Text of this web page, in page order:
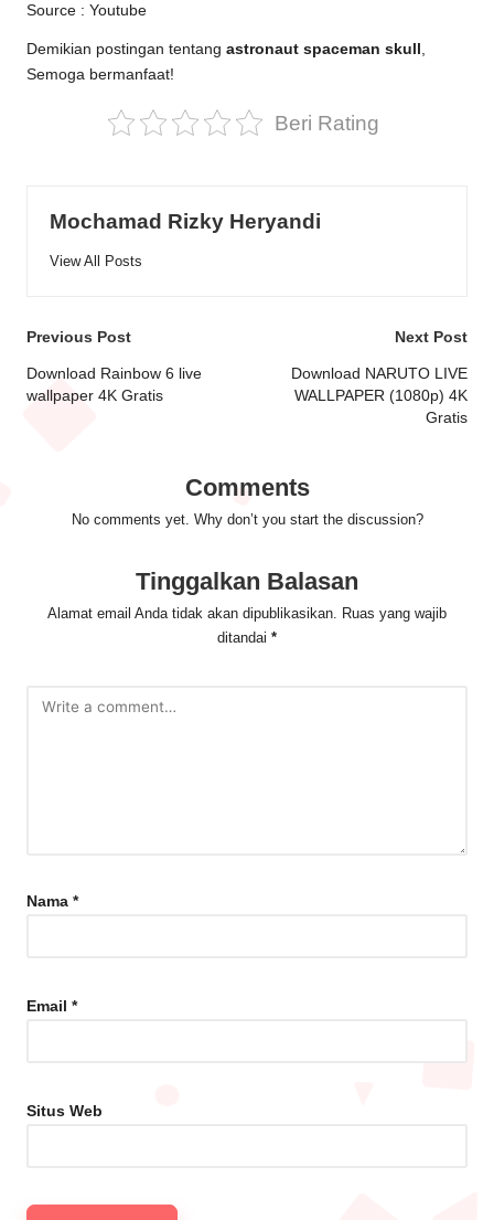
Source : Youtube
Demikian postingan tentang astronaut spaceman skull
Semoga bermanfaat!
Beri Rating
Mochamad Rizky Heryandi
View All Posts
Post
navigation
Previous Post
Download Rainbow 6 live
wallpaper 4K Gratis
Next Post
Download NARUTO LIVE
WALLPAPER (1080p) 4K
Gratis
Comments
No comments yet. Why don’t you start the discussion?
Tinggalkan Balasan
Alamat email Anda tidak akan dipublikasikan.
Ruas yang wajib
ditandai *
Nama *
Email *
Situs Web